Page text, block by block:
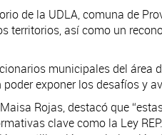
de la UDLA, comuna de
territorios, así como un
municipales del área
exponer los desafíos y
Rojas, destacó que
clave como la Ley